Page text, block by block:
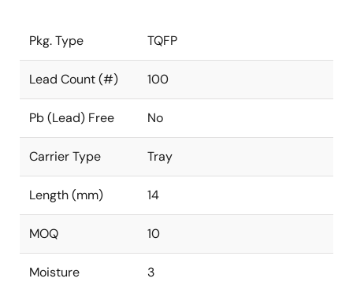
Pkg. Type TQFP
Lead Count (#) 100
Pb (Lead) Free No
Carrier Type Tray
Length (mm) 14
MOQ 10
Moisture
3